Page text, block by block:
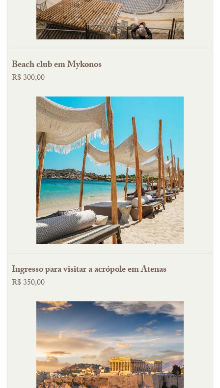
Beach club em Mykonos
R$ 300,00
Ingresso para visitar a acrópole em Atenas
R$ 350,00